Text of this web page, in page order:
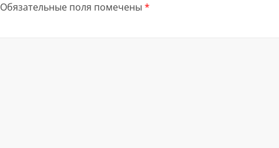
Обязательные поля помечены *